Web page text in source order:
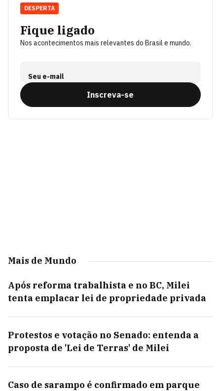
Fique ligado
Nos acontecimentos mais relevantes do Brasil e mundo.
Seu e-mail
Inscreva-se
DESPERTA
Mais de Mundo
Após reforma trabalhista e no BC, Milei
tenta emplacar lei de propriedade privada
Protestos e votação no Senado: entenda a
proposta de 'Lei de Terras' de Milei
Caso de sarampo é confirmado em parque